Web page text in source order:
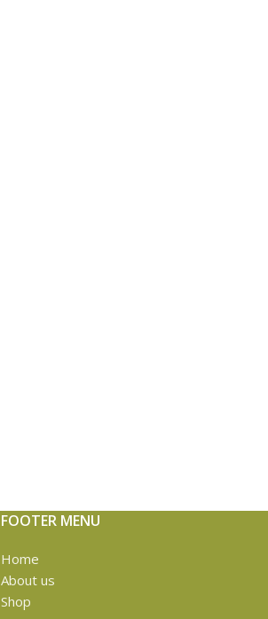
FOOTER MENU
Home
About us
Shop